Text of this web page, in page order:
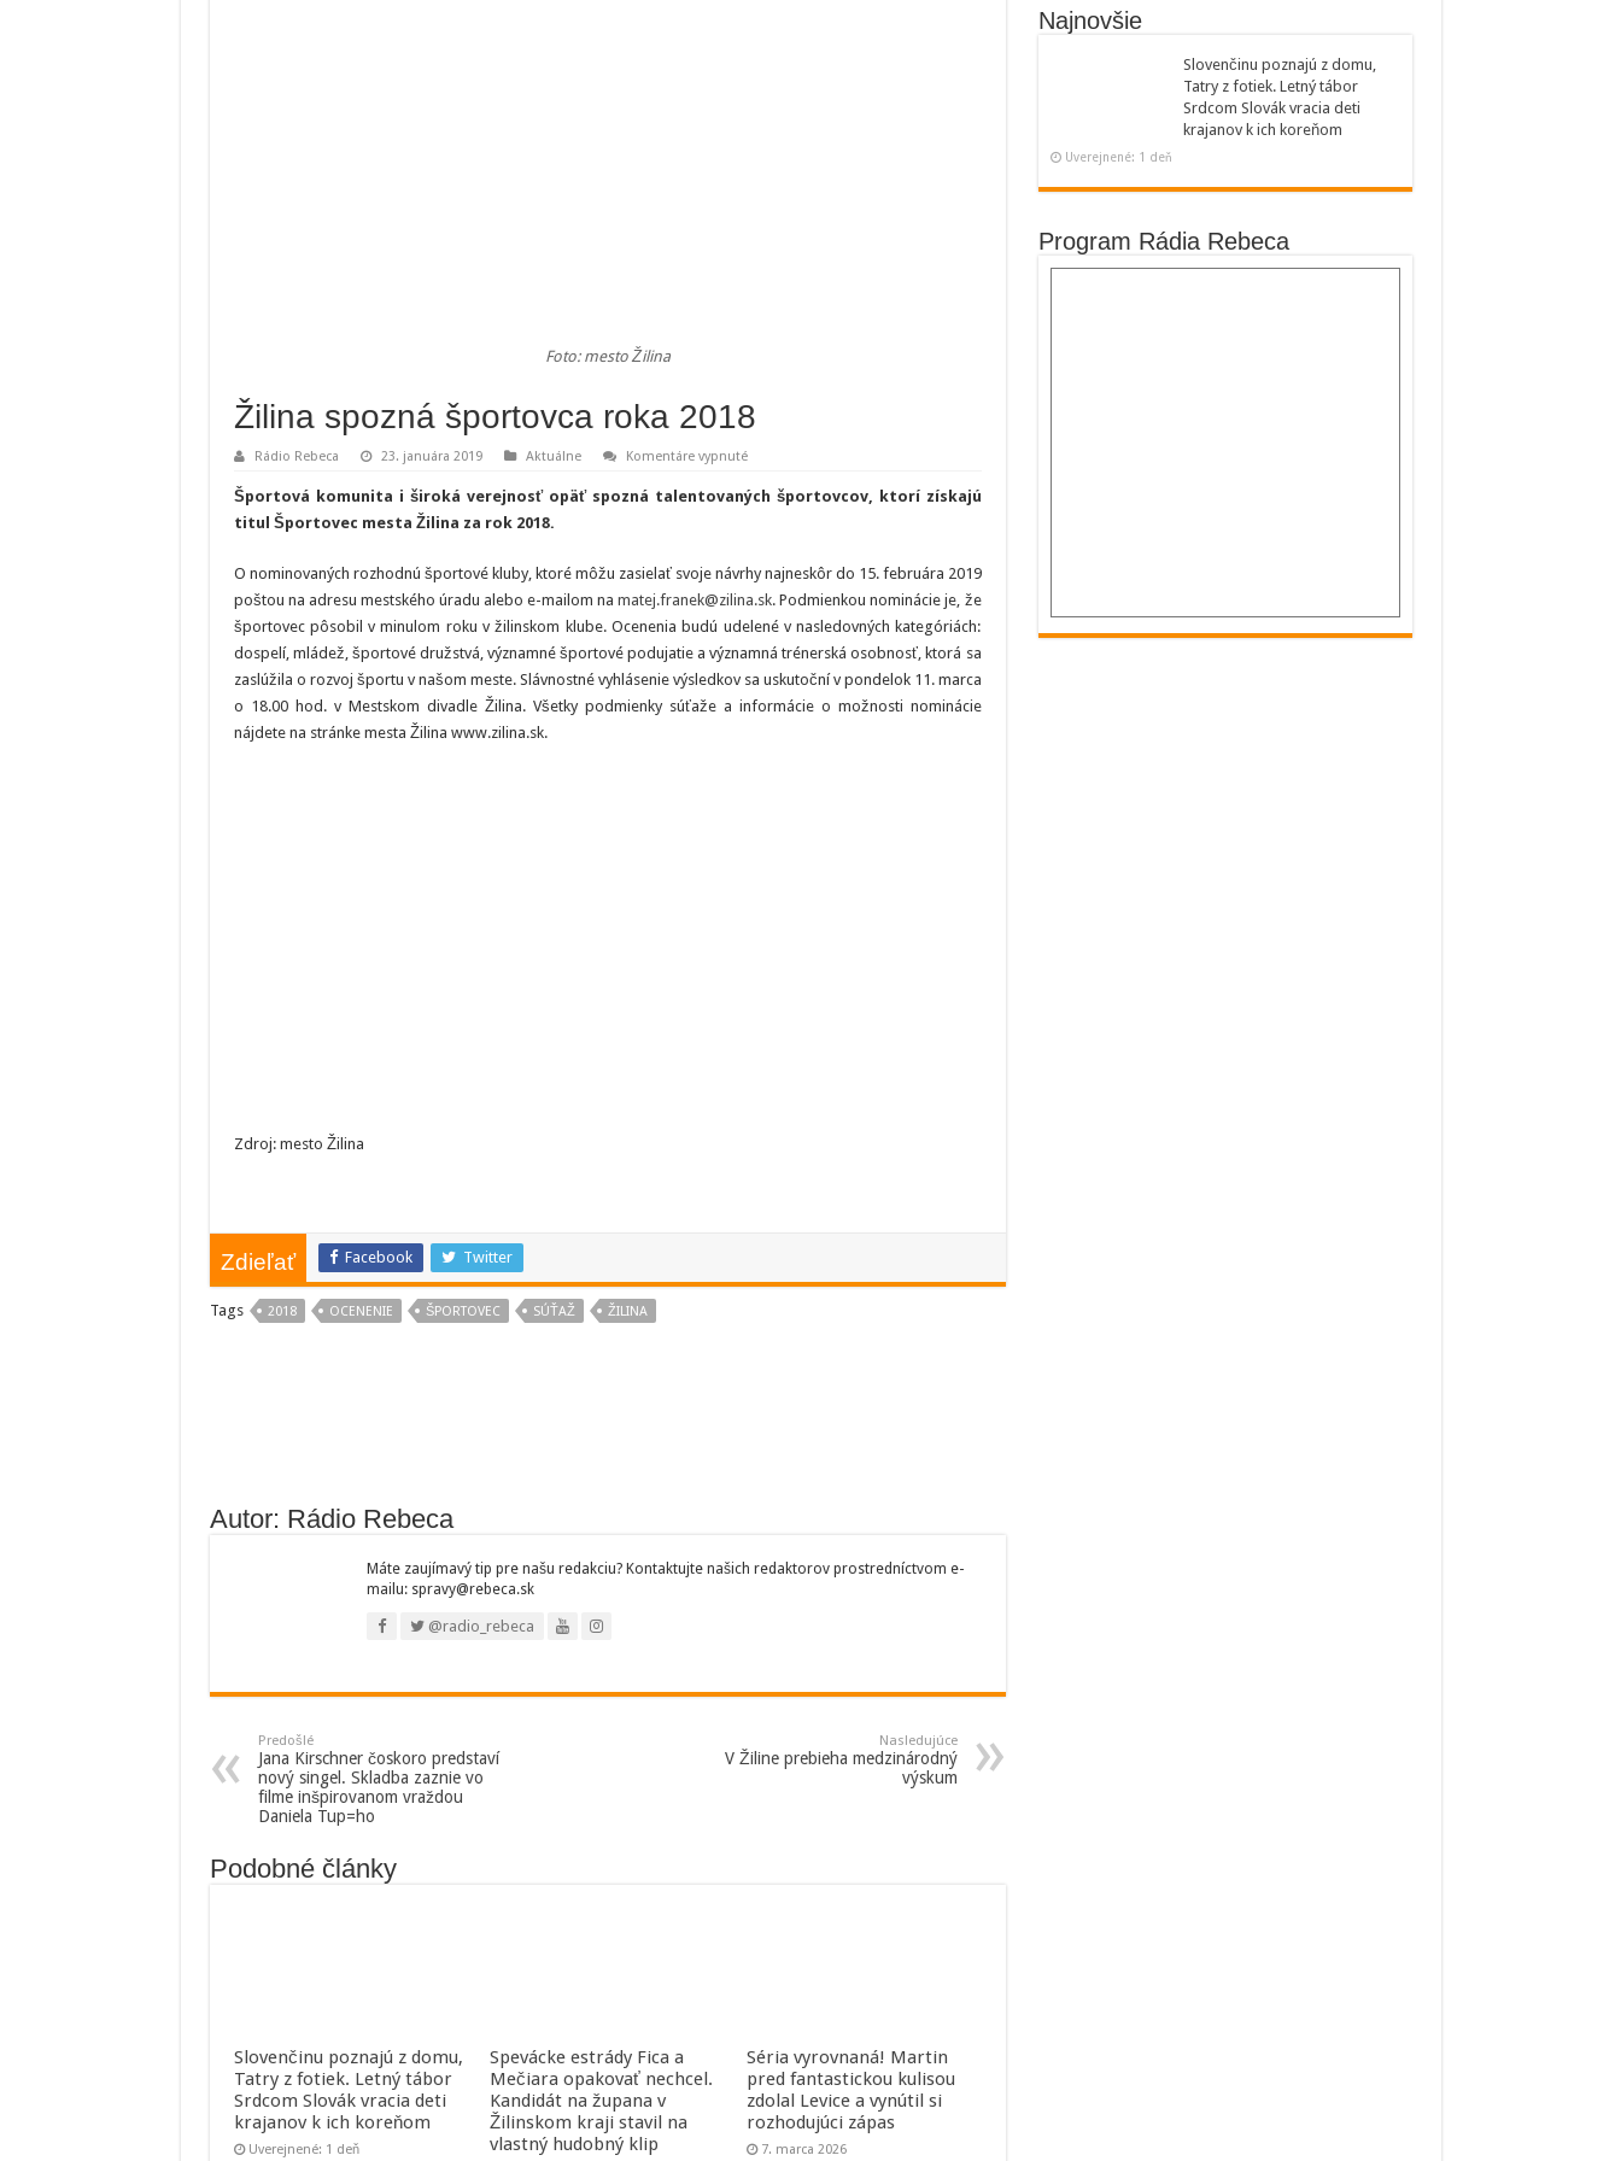
Foto: mesto Žilina
Žilina spozná športovca roka 2018
Rádio Rebeca 23. januára 2019 Aktuálne Komentáre vypnuténa
spozná
športovca
Športová komunita i široká verejnosť opäť spozná talentovaných športovcov, ktorí získajú
titul Športovec mesta Žilina za rok 2018.
O nominovaných rozhodnú športové kluby, ktoré môžu zasielať svoje návrhy najneskôr do 15. februára 2019
poštou na adresu mestského úradu alebo e-mailom namatej.franek@zilina.sk. Podmienkou nominácie je, že
športovec pôsobil v minulom roku v žilinskom klube. Ocenenia budú udelené v nasledovných kategóriách:
dospelí, mládež, športové družstvá, významné športové podujatie a významná trénerská osobnosť, ktorá sa
zaslúžila o rozvoj športu v našom meste. Slávnostné vyhlásenie výsledkov sa uskutoční v pondelok 11. marca
o 18.00 hod. v Mestskom divadle Žilina. Všetky podmienky súťaže a informácie o možnosti nominácie
nájdete na stránke mesta Žilina www.zilina.sk.
Zdroj: mesto Žilina
Zdieľať Facebook Twitter
Tags 2018 OCENENIE ŠPORTOVEC SÚŤAŽ ŽILINA
Autor: Rádio Rebeca
Máte zaujímavý tip pre našu redakciu? Kontaktujte našich redaktorov prostredníctvom e-
mailu: spravy@rebeca.sk
@radio_rebeca
Predošlé
Jana Kirschner čoskoro predstaví
nový singel. Skladba zaznie vo
filme inšpirovanom vraždou
Daniela Tup=ho
Nasledujúce
V Žiline prebieha medzinárodný
výskum
Podobné články
Slovenčinu poznajú z domu,
Tatry z fotiek. Letný tábor
Srdcom Slovák vracia deti
krajanov k ich koreňom
Uverejnené: 1 deň
Spevácke estrády Fica a
Mečiara opakovať nechcel.
Kandidát na župana v
Žilinskom kraji stavil na
vlastný hudobný klip
Séria vyrovnaná! Martin
pred fantastickou kulisou
zdolal Levice a vynútil si
rozhodujúci zápas
7. marca 2026
Najnovšie
Slovenčinu poznajú z domu,
Tatry z fotiek. Letný tábor
Srdcom Slovák vracia deti
krajanov k ich koreňom
Uverejnené: 1 deň
Program Rádia Rebeca